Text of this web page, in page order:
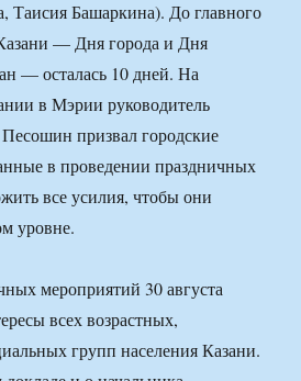
Таисия Башаркина). До главного
— Дня города и Дня
— осталась 10 дней. На
в Мэрии руководитель
призвал городские
в проведении праздничных
все усилия, чтобы они
уровне.
мероприятий 30 августа
всех возрастных,
групп населения Казани.